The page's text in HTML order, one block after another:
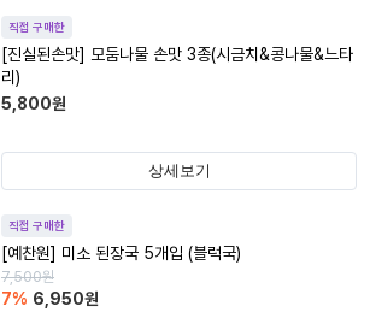
직접 구매한
[진실된손맛] 모둠나물 손맛 3종(시금치&콩나물&느타
리)
5,800원
상세보기
직접 구매한
[예찬원] 미소 된장국 5개입 (블럭국)
7,500원
7% 6,950원